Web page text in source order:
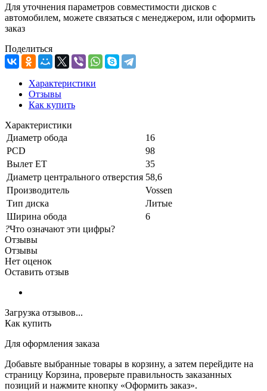
Для уточнения параметров совместимости дисков с
автомобилем, можете связаться с менеджером, или оформить
заказ
Поделиться
Характеристики
Отзывы
Как купить
Характеристики
Диаметр обода
16
PCD
98
Вылет ET
35
Диаметр центрального отверстия 58,6
Производитель
Vossen
Тип диска
Литые
Ширина обода
6
?Что означают эти цифры?
Отзывы
Отзывы
Нет оценок
Оставить отзыв
Загрузка отзывов...
Как купить
Для оформления заказа
Добавьте выбранные товары в корзину, а затем перейдите на
страницу Корзина, проверьте правильность заказанных
позиций и нажмите кнопку «Оформить заказ».